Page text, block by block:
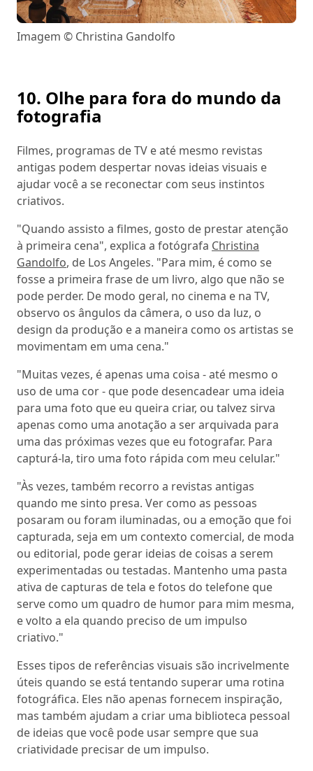
Imagem © Christina Gandolfo
10. Olhe para fora do mundo da
fotografia
Filmes, programas de TV e até mesmo revistas
antigas podem despertar novas ideias visuais e
ajudar você a se reconectar com seus instintos
criativos.
"Quando assisto a filmes, gosto de prestar atenção
à primeira cena", explica a fotógrafa Christina
Gandolfo, de Los Angeles. "Para mim, é como se
fosse a primeira frase de um livro, algo que não se
pode perder. De modo geral, no cinema e na TV,
observo os ângulos da câmera, o uso da luz, o
design da produção e a maneira como os artistas se
movimentam em uma cena."
"Muitas vezes, é apenas uma coisa - até mesmo o
uso de uma cor - que pode desencadear uma ideia
para uma foto que eu queira criar, ou talvez sirva
apenas como uma anotação a ser arquivada para
uma das próximas vezes que eu fotografar. Para
capturá-la, tiro uma foto rápida com meu celular."
"Às vezes, também recorro a revistas antigas
quando me sinto presa. Ver como as pessoas
posaram ou foram iluminadas, ou a emoção que foi
capturada, seja em um contexto comercial, de moda
ou editorial, pode gerar ideias de coisas a serem
experimentadas ou testadas. Mantenho uma pasta
ativa de capturas de tela e fotos do telefone que
serve como um quadro de humor para mim mesma,
e volto a ela quando preciso de um impulso
criativo."
Esses tipos de referências visuais são incrivelmente
úteis quando se está tentando superar uma rotina
fotográfica. Eles não apenas fornecem inspiração,
mas também ajudam a criar uma biblioteca pessoal
de ideias que você pode usar sempre que sua
criatividade precisar de um impulso.